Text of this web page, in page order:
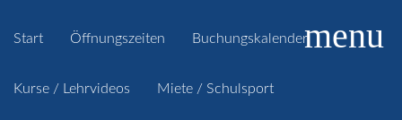
Start Öffnungszeiten Buchungskalender
Kurse / Lehrvideos Miete / Schulsport
menu